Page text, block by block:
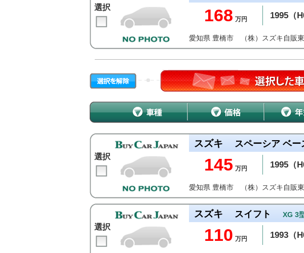
選択 168 万円 1995（
愛知県 豊橋市 （株）スズキ自販
選択
スズキ スペーシア ベー
145 万円 1995（
愛知県 豊橋市 （株）スズキ自販
選択
スズキ スイフト XG 3
110 万円 1993（